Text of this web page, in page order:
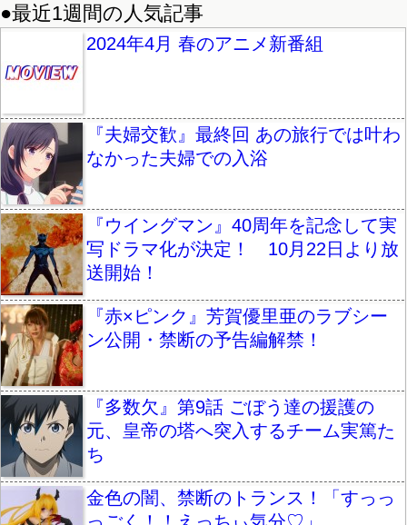
●最近1週間の人気記事
2024年4月 春のアニメ新番組
『夫婦交歓』最終回 あの旅行では叶わ
なかった夫婦での入浴
『ウイングマン』40周年を記念して実
写ドラマ化が決定！ 10月22日より放
送開始！
『赤×ピンク』芳賀優里亜のラブシー
ン公開・禁断の予告編解禁！
『多数欠』第9話 ごぼう達の援護の
元、皇帝の塔へ突入するチーム実篤た
ち
金色の闇、禁断のトランス！「すっっ